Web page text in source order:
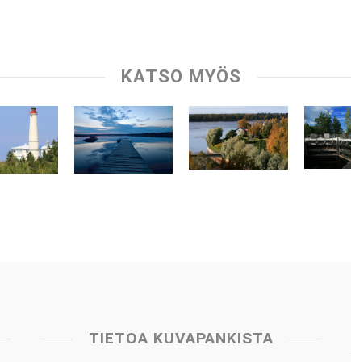
KATSO MYÖS
TIETOA KUVAPANKISTA